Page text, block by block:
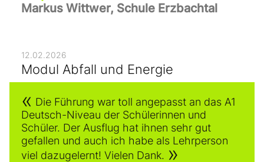
Markus Wittwer, Schule Erzbachtal
12.02.2026
Modul Abfall und Energie
Die Führung war toll angepasst an das A1
Deutsch-Niveau der Schülerinnen und
Schüler. Der Ausflug hat ihnen sehr gut
gefallen und auch ich habe als Lehrperson
viel dazugelernt! Vielen Dank.